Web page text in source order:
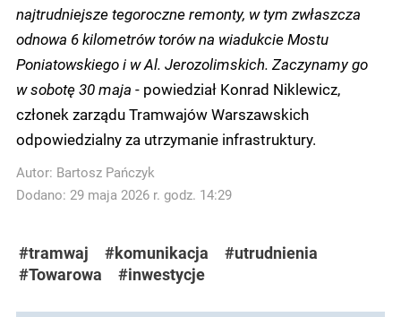
najtrudniejsze tegoroczne remonty, w tym zwłaszcza
odnowa 6 kilometrów torów na wiadukcie Mostu
Poniatowskiego i w Al. Jerozolimskich. Zaczynamy go
w sobotę 30 maja - powiedział Konrad Niklewicz,
członek zarządu Tramwajów Warszawskich
odpowiedzialny za utrzymanie infrastruktury.
Autor: Bartosz Pańczyk
Dodano: 29 maja 2026 r. godz. 14:29
#tramwaj #komunikacja
#utrudnienia
#Towarowa
#inwestycje